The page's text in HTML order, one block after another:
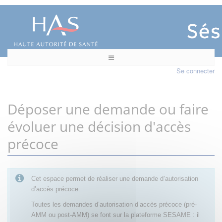
Se connecter
Déposer une demande ou faire
évoluer une décision d'accès
précoce
Cet espace permet de réaliser une demande d’autorisation
d’accès précoce.
Toutes les demandes d’autorisation d’accès précoce (pré-
AMM ou post-AMM) se font sur la plateforme SESAME : il